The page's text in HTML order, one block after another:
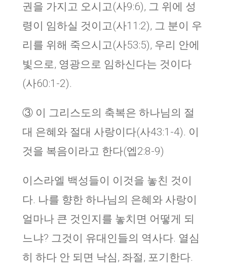
권을 가지고 오시고(사9:6), 그 위에 성
령이 임하실 것이고(사11:2), 그 분이 우
리를 위해 죽으시고(사53:5), 우리 안에
빛으로, 영광으로 임하신다는 것이다
(사60:1-2).
③ 이 그리스도의 축복은 하나님의 절
대 은혜와 절대 사랑이다(사43:1-4). 이
것을 복음이라고 한다(엡2:8-9)
이스라엘 백성들이 이것을 놓친 것이
다. 나를 향한 하나님의 은혜와 사랑이
얼마나 큰 것인지를 놓치면 어떻게 되
느냐? 그것이 유대인들의 역사다. 열심
히 하다 안 되면 낙심, 좌절, 포기한다.